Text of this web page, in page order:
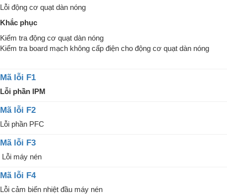
Lỗi động cơ quạt dàn nóng
Khắc phục
Kiểm tra động cơ quạt dàn nóng
Kiểm tra board mạch không cấp điện cho động cơ quạt dàn nóng
Mã lỗi F1
Lỗi phần IPM
Mã lỗi F2
Lỗi phần PFC
Mã lỗi F3
Lỗi máy nén
Mã lỗi F4
Lỗi cảm biến nhiệt đầu máy nén